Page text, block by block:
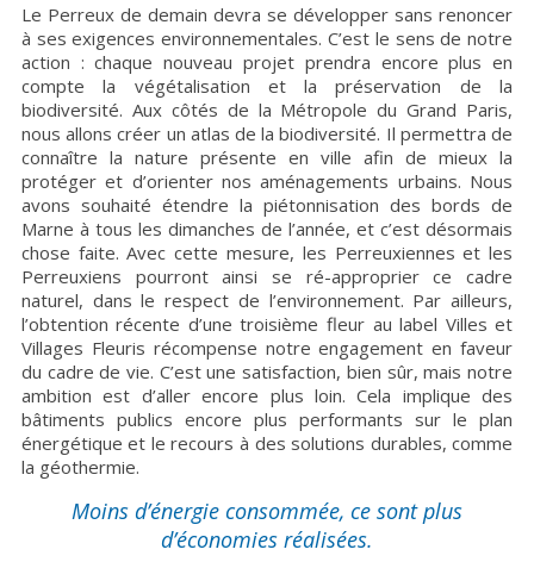
Le Perreux de demain devra se développer sans renoncer
à ses exigences environnementales. C’est le sens de notre
action : chaque nouveau projet prendra encore plus en
compte la végétalisation et la préservation de la
biodiversité. Aux côtés de la Métropole du Grand Paris,
nous allons créer un atlas de la biodiversité. Il permettra de
connaître la nature présente en ville afin de mieux la
protéger et d’orienter nos aménagements urbains. Nous
avons souhaité étendre la piétonnisation des bords de
Marne à tous les dimanches de l’année, et c’est désormais
chose faite. Avec cette mesure, les Perreuxiennes et les
Perreuxiens pourront ainsi se ré-approprier ce cadre
naturel, dans le respect de l’environnement. Par ailleurs,
l’obtention récente d’une troisième fleur au label Villes et
Villages Fleuris récompense notre engagement en faveur
du cadre de vie. C’est une satisfaction, bien sûr, mais notre
ambition est d’aller encore plus loin. Cela implique des
bâtiments publics encore plus performants sur le plan
énergétique et le recours à des solutions durables, comme
la géothermie.
Moins d’énergie consommée, ce sont plus
d’économies réalisées.